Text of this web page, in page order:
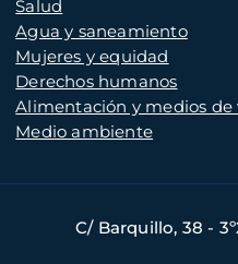
Salud
Agua y saneamiento
Mujeres y equidad
Derechos humanos
Alimentación y medios de
Medio ambiente
C/ Barquillo, 38 -